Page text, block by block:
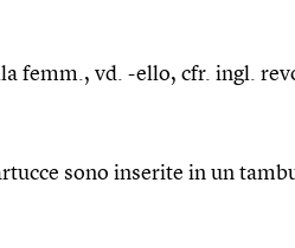
femm., vd. -ello, cfr. ingl.
sono inserite in un